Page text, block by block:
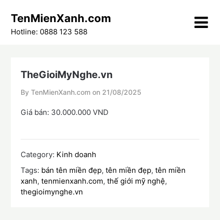
content
TenMienXanh.com
Hotline: 0888 123 588
TheGioiMyNghe.vn
By TenMienXanh.com on 21/08/2025
Giá bán: 30.000.000 VND
Category: Kinh doanh
Tags: bán tên miền đẹp,tên miền đẹp,tên miền
xanh,tenmienxanh.com,thế giới mỹ nghệ,
thegioimynghe.vn